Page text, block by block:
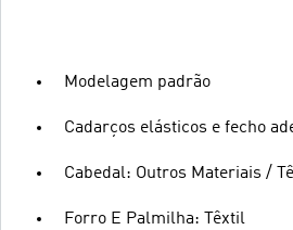
Modelagem padrão
Cadarços elásticos e fecho
Cabedal: Outros Materiais /
Forro E Palmilha: Têxtil